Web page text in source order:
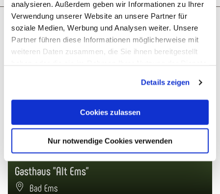
analysieren. Außerdem geben wir Informationen zu Ihrer
Verwendung unserer Website an unsere Partner für
soziale Medien, Werbung und Analysen weiter. Unsere
Partner führen diese Informationen möglicherweise mit
weiteren Daten zusammen, die Sie ihnen bereitgestellt
Cookies, wenn Sie unsere Webseite weiterhin nutzen.
Details zeigen
Cookies zulassen
Nur notwendige Cookies verwenden
Misschien bent u ook geïnteresseerd in
Gasthaus "Alt Ems"
Bad Ems